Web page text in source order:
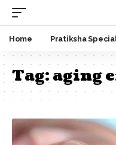
Home Pratiksha
Tag:aging